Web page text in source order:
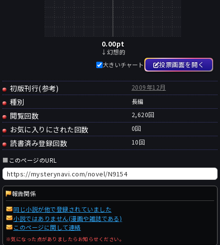
0.00pt
↓幻想的
大きいチャート
投票画面を開く
初版刊行(参考) 2009年12月
種別 長編
閲覧回数 2,620回
お気に入りにされた回数 0回
読書済み登録回数 10回
■ このページのURL
報告関係
同じ小説が他で登録されていました
小説ではありません(漫画や雑誌である)
このページに関して連絡
※気になった点がありましたらお知らせください。